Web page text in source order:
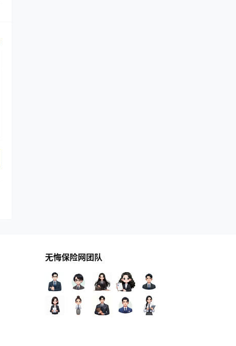
无悔保险网团队